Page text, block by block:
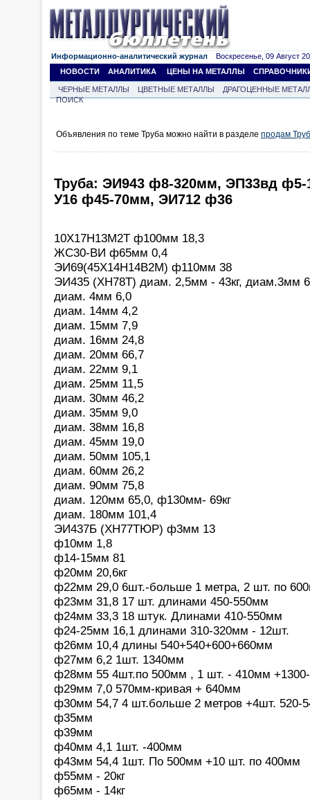
Информационно-аналитический журнал Воскресенье, 09 Август
НОВОСТИ
АНАЛИТИКА ЦЕНЫ НА МЕТАЛЛЫ
ЧЕРНЫЕ МЕТАЛЛЫ ЦВЕТНЫЕ МЕТАЛЛЫ
ДРАГОЦЕННЫЕ
ПОИСК
Объявления по теме Труба можно найти в разделе продам
Труба: ЭИ943 ф8-320мм, ЭП33вд ф5-
У16 ф45-70мм, ЭИ712 ф36
10Х17Н13М2Т ф100мм 18,3
ЖС30-ВИ ф65мм 0,4
ЭИ69(45Х14Н14В2М) ф110мм 38
ЭИ435 (ХН78Т) диам. 2,5мм - 43кг, диам.3мм
диам. 4мм 6,0
диам. 14мм 4,2
диам. 15мм 7,9
диам. 16мм 24,8
диам. 20мм 66,7
диам. 22мм 9,1
диам. 25мм 11,5
диам. 30мм 46,2
диам. 35мм 9,0
диам. 38мм 16,8
диам. 45мм 19,0
диам. 50мм 105,1
диам. 60мм 26,2
диам. 90мм 75,8
диам. 120мм 65,0, ф130мм- 69кг
диам. 180мм 101,4
ЭИ437Б (ХН77ТЮР) ф3мм 13
ф10мм 1,8
ф14-15мм 81
ф20мм 20,6кг
ф22мм 29,0 6шт.-больше 1 метра, 2 шт. по
ф23мм 31,8 17 шт. длинами 450-550мм
ф24мм 33,3 18 штук. Длинами 410-550мм
ф24-25мм 16,1 длинами 310-320мм - 12шт.
ф26мм 10,4 длины 540+540+600+660мм
ф27мм 6,2 1шт. 1340мм
ф28мм 55 4шт.по 500мм , 1 шт. - 410мм
ф29мм 7,0 570мм-кривая + 640мм
ф30мм 54,7 4 шт.больше 2 метров +4шт. 520-
ф35мм
ф39мм
ф40мм 4,1 1шт. -400мм
ф43мм 54,4 1шт. По 500мм +10 шт. по 400мм
ф55мм - 20кг
ф65мм - 14кг